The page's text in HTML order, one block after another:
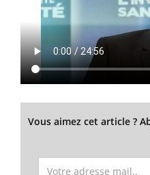
Vous aimez cet article ?